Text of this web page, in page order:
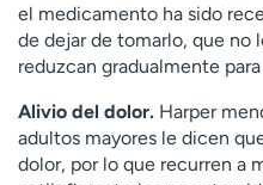
el medicamento ha sido
de dejar de tomarlo, que no
reduzcan gradualmente
Alivio del dolor. Harper
adultos mayores le dicen
dolor, por lo que recurren a